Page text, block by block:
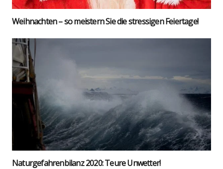
Weih­nach­ten – so meis­tern Sie die stres­si­gen Fei­er­ta­ge!
Natur­ge­fah­ren­bi­lanz 2020: Teu­re Unwet­ter!